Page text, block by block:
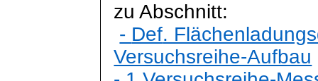
zu Abschnitt:
- Def.
Versuchsreihe-Aufbau